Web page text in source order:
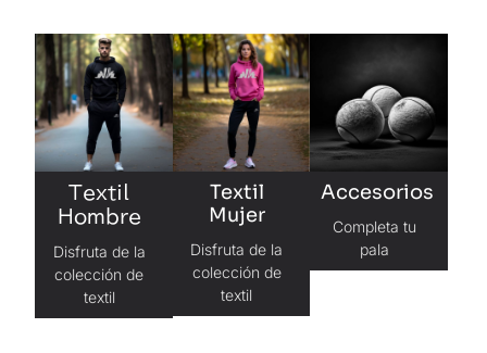
Textil
Hombre
Disfruta de la
colección de
textil
Textil
Mujer
Disfruta de la
colección de
textil
Accesorios
Completa tu
pala